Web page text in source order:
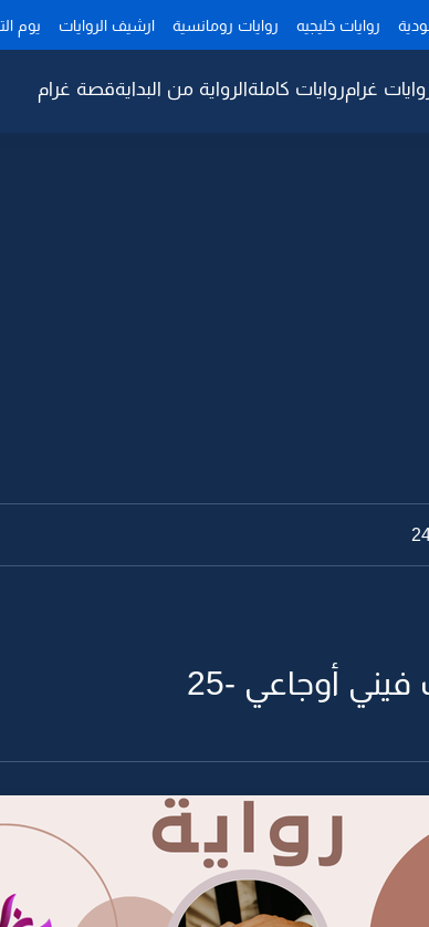
روايات خليجيه روايات رومانسية ارشيف الروايات يوم
غرامروايات كاملةالرواية من البدايةقصة غرام
أوجاعي -25